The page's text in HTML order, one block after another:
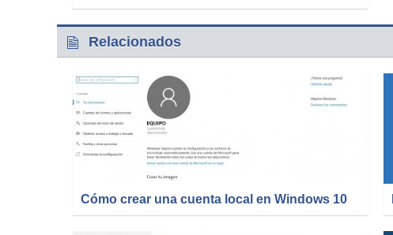
Relacionados
Cómo crear una cuenta local en Windows 10